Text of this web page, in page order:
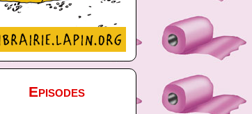
Episodes